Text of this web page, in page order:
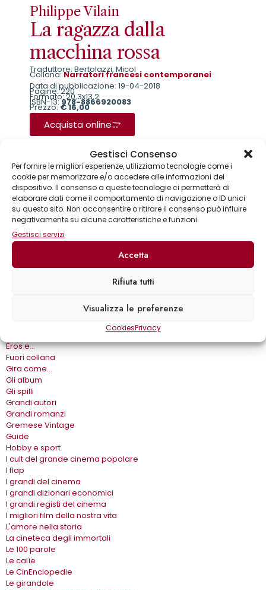
Gestisci Consenso
Per fornire le migliori esperienze, utilizziamo tecnologie come i
cookie per memorizzare e/o accedere alle informazioni del
dispositivo. Il consenso a queste tecnologie ci permetterà di
elaborare dati come il comportamento di navigazione o ID unici
su questo sito. Non acconsentire o ritirare il consenso può influire
negativamente su alcune caratteristiche e funzioni.
Gestisci servizi
Accetta
Rifiuta tutti
Visualizza le preferenze
CookiesPrivacy
Philippe Vilain
La ragazza dalla
macchina rossa
Traduttore: Bertolazzi, Micol
Collana:Narratori francesi contemporanei
Data di pubblicazione: 19-04-2018
Pagine: 220
Formato: 20,3x13,2
ISBN-13:978-8866920083
Prezzo:€ 16,00
Acquista online
Sinossi Biografia
Collane
Annuari & Guide
Astronomia & dintorni
Bear Grylls adventures
Biblioteca gastronomica
Eros e…
Fuori collana
Gira come…
Gli album
Gli spilli
Grandi autori
Grandi romanzi
Gremese Vintage
Guide
Hobby e sport
I cult del grande cinema popolare
I flap
I grandi del cinema
I grandi dizionari economici
I grandi registi del cinema
I migliori film della nostra vita
L'amore nella storia
La cineteca degli immortali
Le 100 parole
Le calìe
Le CinEnclopedie
Le girandole